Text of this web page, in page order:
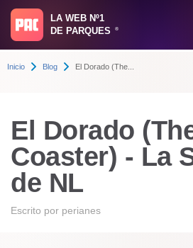
LA WEB Nº1
DE PARQUES
®
Inicio Blog El Dorado (The...
El Dorado
Coaster) - La
de NL
Escrito por perianes